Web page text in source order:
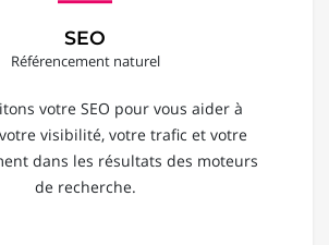
SEO
Référencement naturel
votre SEO pour vous aider à
visibilité, votre trafic et votre
dans les résultats des moteurs
de recherche.